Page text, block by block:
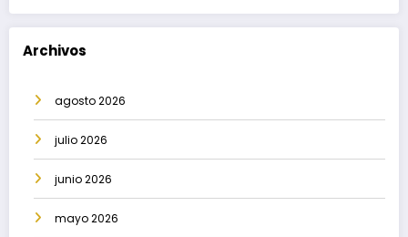
Archivos
agosto 2026
julio 2026
junio 2026
mayo 2026